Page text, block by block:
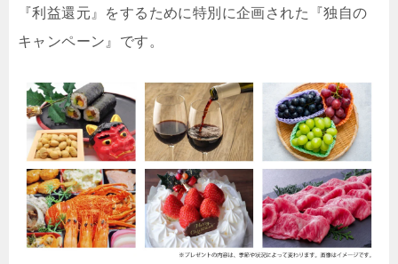
『利益還元』をするために特別に企画された『独自の
キャンペーン』です。